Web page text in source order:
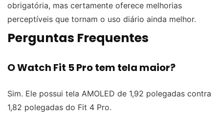
obrigatória, mas certamente oferece melhorias
perceptíveis que tornam o uso diário ainda melhor.
Perguntas Frequentes
O Watch Fit 5 Pro tem tela maior?
Sim. Ele possui tela AMOLED de 1,92 polegadas contra
1,82 polegadas do Fit 4 Pro.